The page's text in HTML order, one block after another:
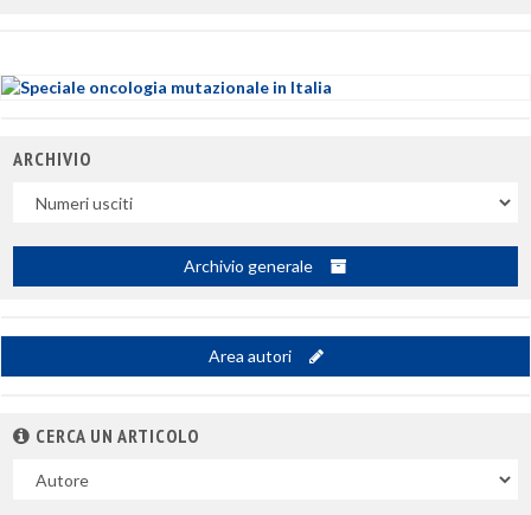
ARCHIVIO
Archivio generale
Area autori
CERCA UN ARTICOLO
campo